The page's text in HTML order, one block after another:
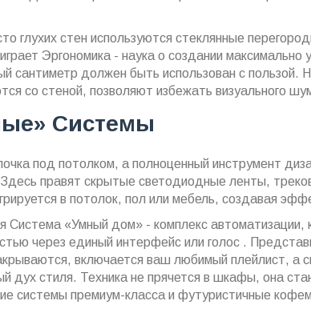
глухих стен используются стеклянные
Эргономика - наука о создании максимально
сантиметр должен быть использован с пользой.
со стеной, позволяют избежать визуального
Системы
под потолком, а полноценный инструмент
правят скрытые светодиодные ленты,
в потолок, пол или мебель, создавая
Система «Умный дом» - комплекс автоматизации,
через единый интерфейс или голос .
включается ваш любимый плейлист, а
дух стиля. Техника не прячется в шкафы, она
системы премиум-класса и футуристичные